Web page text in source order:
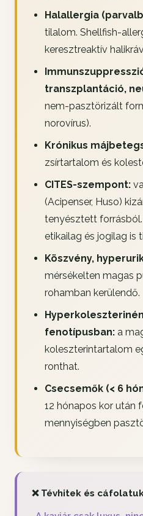
Halallergia
tilalom. Shellfish-
keresztreaktív
transzplantáció,
nem-pasztörizált
norovírus).
Krónikus
zsírtartalom és
CITES-szempont:
(Acipenser, Huso)
tenyésztett
etikailag és jogilag is
Köszvény,
mérsékelten magas
rohamban kerülendő.
fenotípusban:a
koleszterintartalom
ronthat.
Csecsemők (< 6
12 hónapos kor után
mennyiségben
❌ Tévhitek és